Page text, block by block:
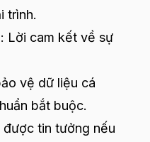
trình.
Lời cam kết về sự
vệ dữ liệu cá
bắt buộc.
tin tưởng nếu